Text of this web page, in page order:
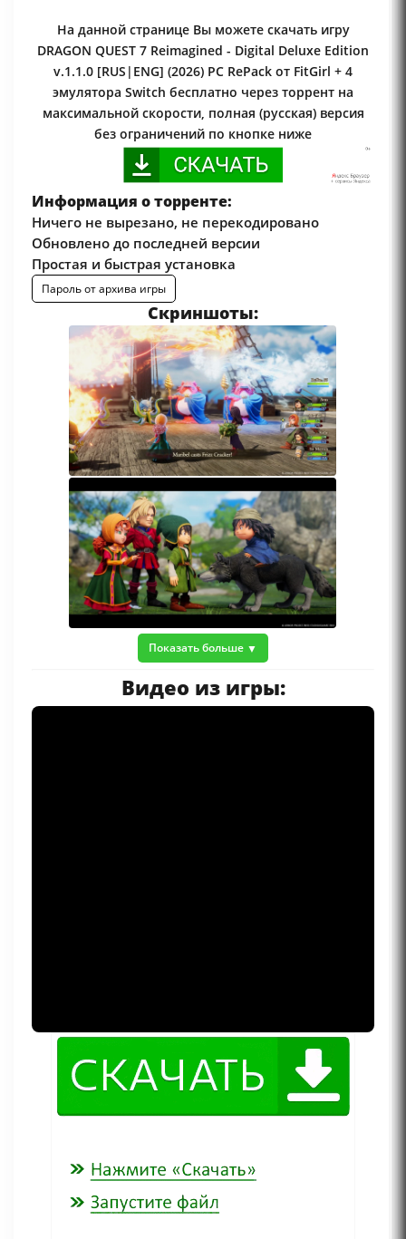
На данной странице Вы можете скачать игру
DRAGON QUEST 7 Reimagined - Digital Deluxe Edition
v.1.1.0 [RUS|ENG] (2026) PC RePack от FitGirl + 4
эмулятора Switch бесплатно через торрент на
максимальной скорости, полная (русская) версия
без ограничений по кнопке ниже
Информация о торренте:
Ничего не вырезано, не перекодировано
Обновлено до последней версии
Простая и быстрая установка
Пароль от архива игры
Скриншоты:
Показать больше
Видео из игры: